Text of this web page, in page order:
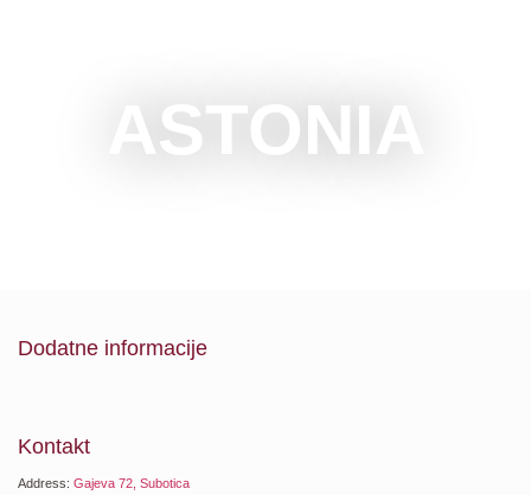
ASTONIA
Dodatne informacije
Kontakt
Address: Gajeva 72, Subotica